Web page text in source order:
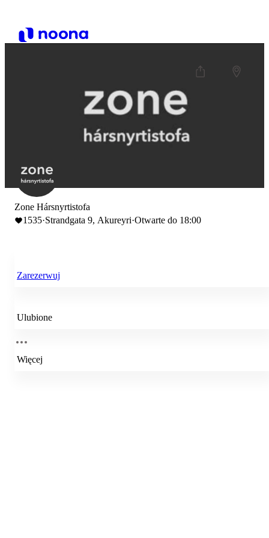
Zone Hársnyrtistofa
1535·Strandgata 9, Akureyri·Otwarte do 18:00
Zarezerwuj
Ulubione
Więcej